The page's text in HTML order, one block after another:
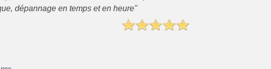
dépannage en temps et en heure"